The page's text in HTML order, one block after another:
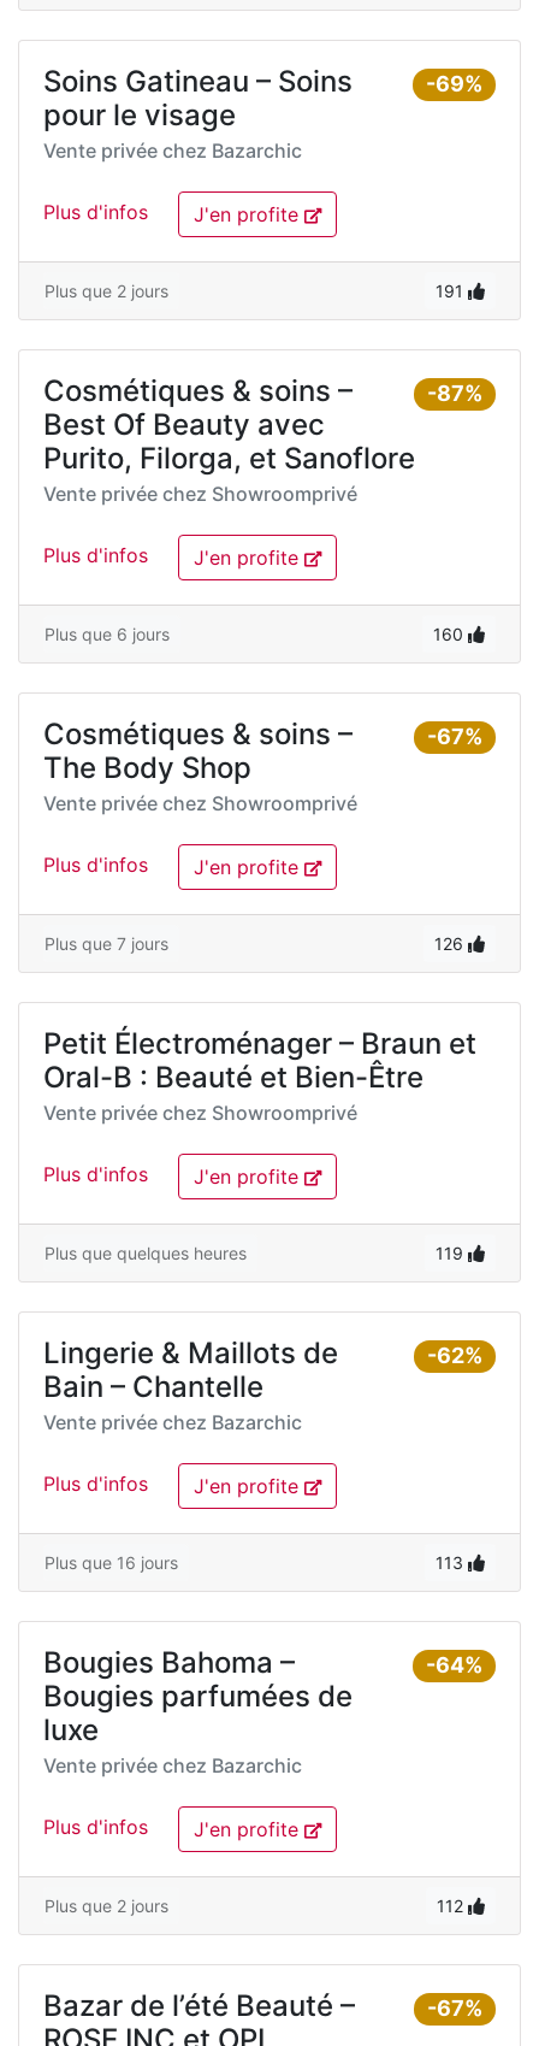
-69%
Soins Gatineau – Soins
pour le visage
Vente privée chez Bazarchic
Plus d'infos J'en profite
Plus que 2 jours 191
-87%
Cosmétiques & soins –
Best Of Beauty avec
Purito, Filorga, et Sanoflore
Vente privée chez Showroomprivé
Plus d'infos J'en profite
Plus que 6 jours 160
-67%
Cosmétiques & soins –
The Body Shop
Vente privée chez Showroomprivé
Plus d'infos J'en profite
Plus que 7 jours 126
Petit Électroménager – Braun et
Oral-B : Beauté et Bien-Être
Vente privée chez Showroomprivé
Plus d'infos J'en profite
Plus que quelques heures 119
-62%
Lingerie & Maillots de
Bain – Chantelle
Vente privée chez Bazarchic
Plus d'infos J'en profite
Plus que 16 jours 113
-64%
Bougies Bahoma –
Bougies parfumées de
luxe
Vente privée chez Bazarchic
Plus d'infos J'en profite
Plus que 2 jours 112
-67%
Bazar de l’été Beauté –